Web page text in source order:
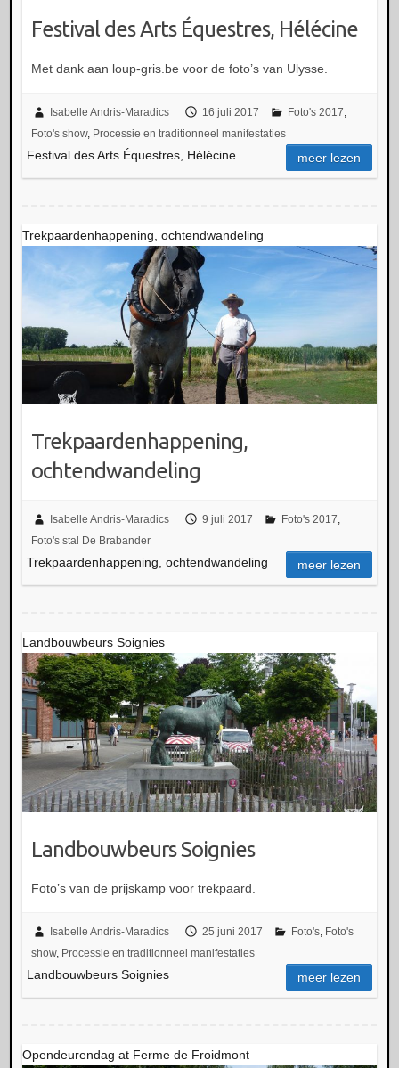
Festival des Arts Équestres, Hélécine
Met dank aan loup-gris.be voor de foto’s van Ulysse.
Isabelle Andris-Maradics 16 juli 2017 Foto's 2017,
Foto's show, Processie en traditionneel manifestaties
Festival des Arts Équestres, Hélécine meer lezen
Trekpaardenhappening, ochtendwandeling
Trekpaardenhappening,
ochtendwandeling
Isabelle Andris-Maradics 9 juli 2017 Foto's 2017,
Foto's stal De Brabander
Trekpaardenhappening, ochtendwandeling meer lezen
Landbouwbeurs Soignies
Landbouwbeurs Soignies
Foto’s van de prijskamp voor trekpaard.
Isabelle Andris-Maradics 25 juni 2017 Foto's, Foto's
show, Processie en traditionneel manifestaties
Landbouwbeurs Soignies meer lezen
Opendeurendag at Ferme de Froidmont